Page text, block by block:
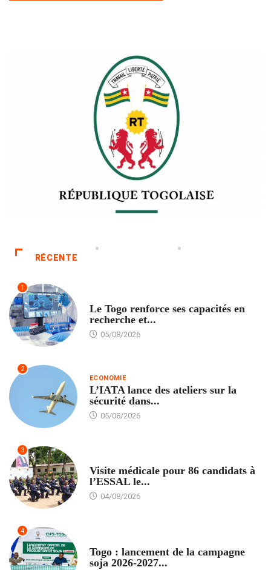
RÉCENTE
1
Le Togo renforce ses capacités en
recherche et...
05/08/2026
2
ECONOMIE
L’IATA lance des ateliers sur la
sécurité dans...
05/08/2026
3
Visite médicale pour 86 candidats à
l’ESSAL le...
04/08/2026
4
Togo : lancement de la campagne
soja 2026-2027...